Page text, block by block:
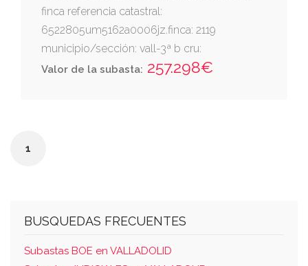
finca referencia catastral:
6522805um5162a0006jz.finca: 2119
municipio/sección: vall-3ª b cru:
47017000085884 referencia catastral:
Valor de la subasta: 257.298€
1
BUSQUEDAS FRECUENTES
Subastas BOE en VALLADOLID